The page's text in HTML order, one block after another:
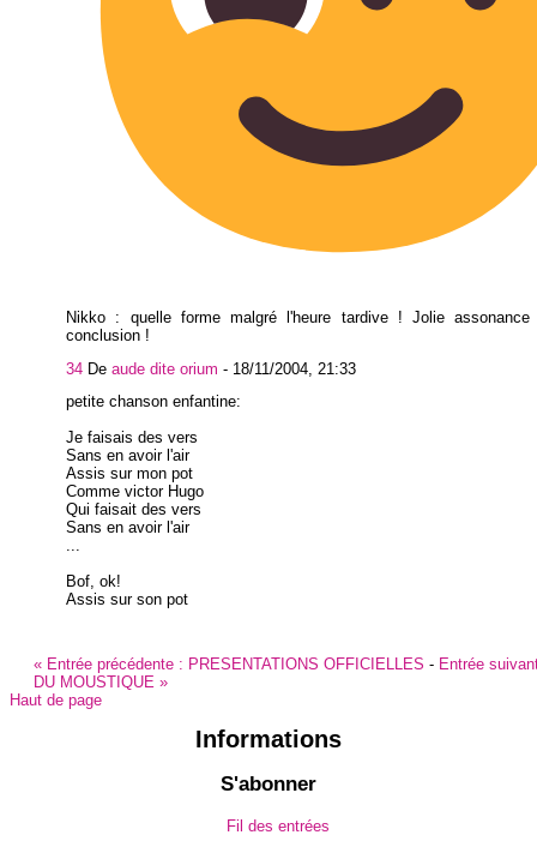
Nikko : quelle forme malgré l'heure tardive ! Jolie assonance
conclusion !
34 De aude dite orium - 18/11/2004, 21:33
petite chanson enfantine:
Je faisais des vers
Sans en avoir l'air
Assis sur mon pot
Comme victor Hugo
Qui faisait des vers
Sans en avoir l'air
...
Bof, ok!
Assis sur son pot
« Entrée précédente : PRESENTATIONS OFFICIELLES - Entrée
DU MOUSTIQUE »
Haut de page
Informations
S'abonner
Fil des entrées